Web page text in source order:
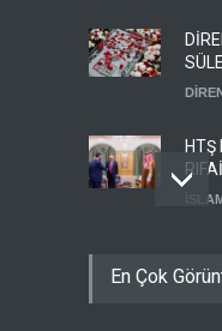
HTŞ
En Çok